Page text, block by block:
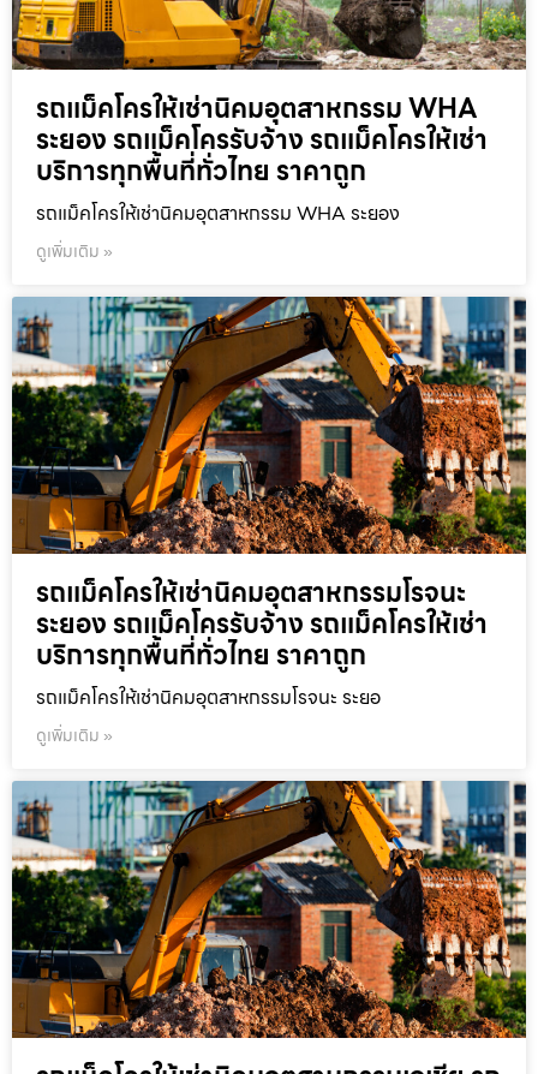
รถแม็คโครให้เช่านิคมอุตสาหกรรม WHA
ระยอง รถแม็คโครรับจ้าง รถแม็คโครให้เช่า
บริการทุกพื้นที่ทั่วไทย ราคาถูก
รถแม็คโครให้เช่านิคมอุตสาหกรรม WHA ระยอง
ดูเพิ่มเติม »
รถแม็คโครให้เช่านิคมอุตสาหกรรมโรจนะ
ระยอง รถแม็คโครรับจ้าง รถแม็คโครให้เช่า
บริการทุกพื้นที่ทั่วไทย ราคาถูก
รถแม็คโครให้เช่านิคมอุตสาหกรรมโรจนะ ระยอ
ดูเพิ่มเติม »